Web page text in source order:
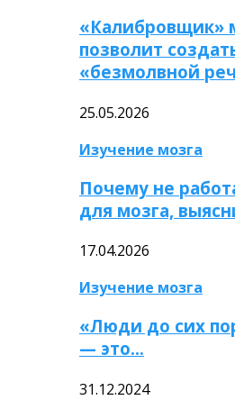
«Калибровщик»
позволит
«безмолвной
25.05.2026
Изучение мозга
Почему не
для мозга,
17.04.2026
Изучение мозга
«Люди до сих
— это…
31.12.2024